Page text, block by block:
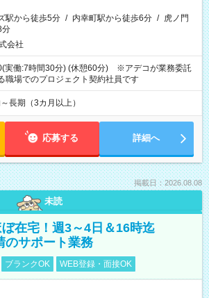
駅から徒歩5分 / 内幸町駅から徒歩6分 / 虎ノ門
分
会社
実働:7時間30分) (休憩60分) ※アデコが業務委託
職場でのプロジェクト契約社員です
長期（3カ月以上）
応募する 詳細へ
掲載日：2026.08.08
未読
在宅！週3～4日＆16時迄
のサポート業務
ブランクOK WEB登録・面接OK